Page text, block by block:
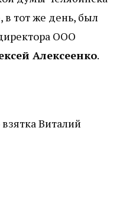
в тот же день, был
ООО
Алексеенко.
взятка Виталий